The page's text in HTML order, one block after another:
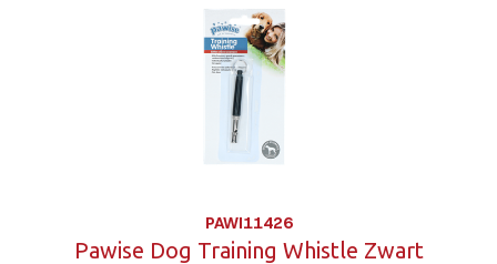
PAWI11426
Pawise Dog Training Whistle Zwart